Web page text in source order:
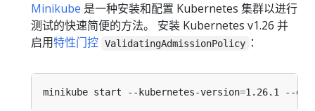
Minikube 是一种安装和配置 Kubernetes 集群以进行
测试的快速简便的方法。 安装 Kubernetes v1.26 并
启用特性门控 ValidatingAdmissionPolicy ：
minikube start --kubernetes-version=1.26.1 --